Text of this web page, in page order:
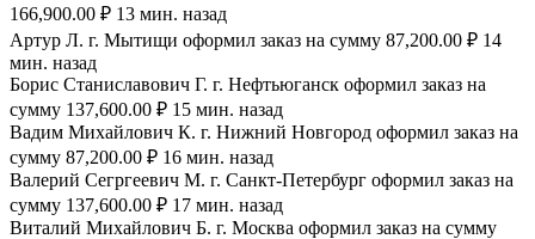
166,900.00 ₽ 13 мин. назад
Артур Л. г. Мытищи оформил заказ на сумму 87,200.00 ₽ 14
мин. назад
Борис Станиславович Г. г. Нефтьюганск оформил заказ на
сумму 137,600.00 ₽ 15 мин. назад
Вадим Михайлович К. г. Нижний Новгород оформил заказ на
сумму 87,200.00 ₽ 16 мин. назад
Валерий Сегргеевич М. г. Санкт-Петербург оформил заказ на
сумму 137,600.00 ₽ 17 мин. назад
Виталий Михайлович Б. г. Москва оформил заказ на сумму